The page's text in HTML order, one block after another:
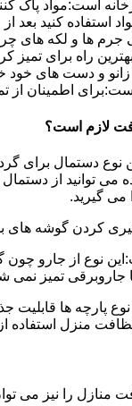
است:مواد پاک
کنید بعد
جرم ها و لکه های
راه برای تمیز
و دست های خود
اطمینان از
لازم است؟
نوع دستمال برای
می توانید از
گیرید.
نوع از جارو
تمیز نمی
نوع پارچه ها
منزل استفاده
منازل را نیز می